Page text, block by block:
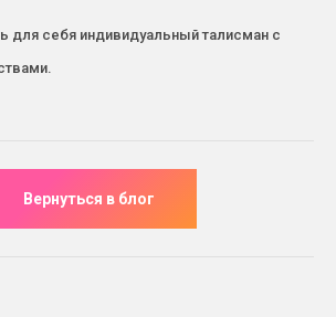
для себя индивидуальный талисман с